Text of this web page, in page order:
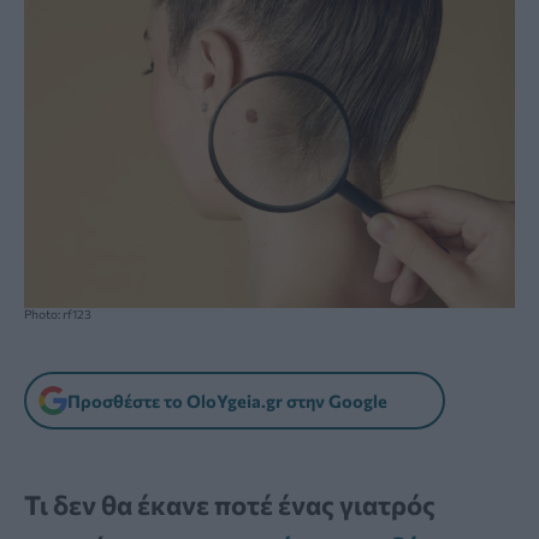
Photo: rf123
Προσθέστε το OloYgeia.gr στην Google
Τι δεν θα έκανε ποτέ ένας γιατρός